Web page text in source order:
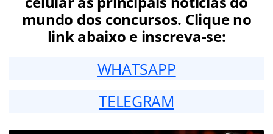
mundo dos concursos. Clique no
link abaixo e inscreva-se:
WHATSAPP
TELEGRAM